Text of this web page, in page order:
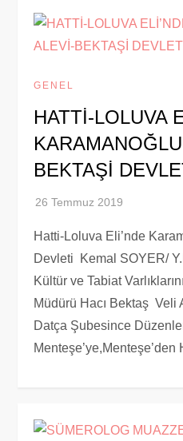
GENEL
HATTİ-LOLUVA
BEKTAŞİ
Hatti-Loluva Eli’nde
Devleti Kemal SOYER/
Kültür ve Tabiat
Müdürü Hacı Bektaş Veli
Datça Şubesince
Menteşe’ye,Menteşe’den